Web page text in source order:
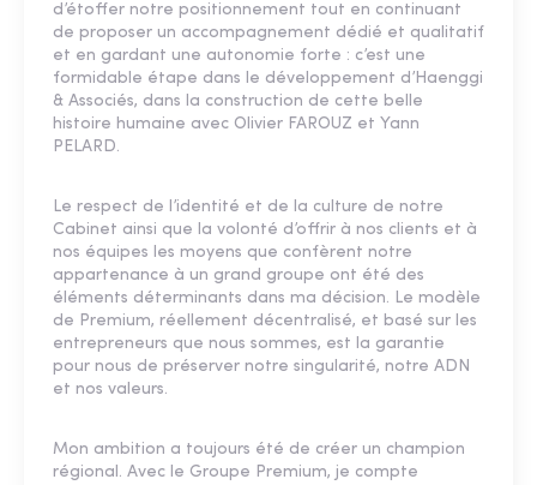
d’étoffer notre positionnement tout en continuant
de proposer un accompagnement dédié et qualitatif
et en gardant une autonomie forte : c’est une
formidable étape dans le développement d’Haenggi
& Associés, dans la construction de cette belle
histoire humaine avec Olivier FAROUZ et Yann
PELARD.
Le respect de l’identité et de la culture de notre
Cabinet ainsi que la volonté d’offrir à nos clients et à
nos équipes les moyens que confèrent notre
appartenance à un grand groupe ont été des
éléments déterminants dans ma décision. Le modèle
de Premium, réellement décentralisé, et basé sur les
entrepreneurs que nous sommes, est la garantie
pour nous de préserver notre singularité, notre ADN
et nos valeurs.
Mon ambition a toujours été de créer un champion
régional. Avec le Groupe Premium, je compte